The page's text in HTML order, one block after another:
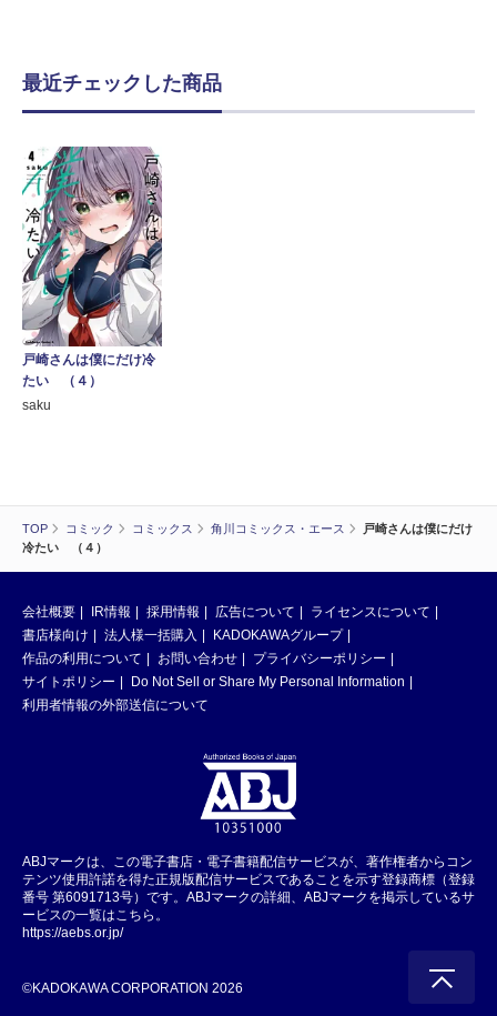
TOP コミック コミックス 角川コミックス・エース
戸崎さんは僕にだけ
冷たい （４）
最近チェックした商品
戸崎さんは僕にだけ冷
たい （４）
saku
会社概要 IR情報 採用情報 広告について
ライセンスについて
書店様向け
法人様一括購入
KADOKAWAグループ
作品の利用について
お問い合わせ
プライバシーポリシー
サイトポリシー
Do Not Sell or Share My Personal Information
利用者情報の外部送信について
ABJマークは、この電子書店・電子書籍配信サービスが、著作権者からコン
テンツ使用許諾を得た正規版配信サービスであることを示す登録商標（登録
番号 第6091713号）です。ABJマークの詳細、ABJマークを掲示しているサ
ービスの一覧はこちら。
https://aebs.or.jp/
©KADOKAWA CORPORATION 2026